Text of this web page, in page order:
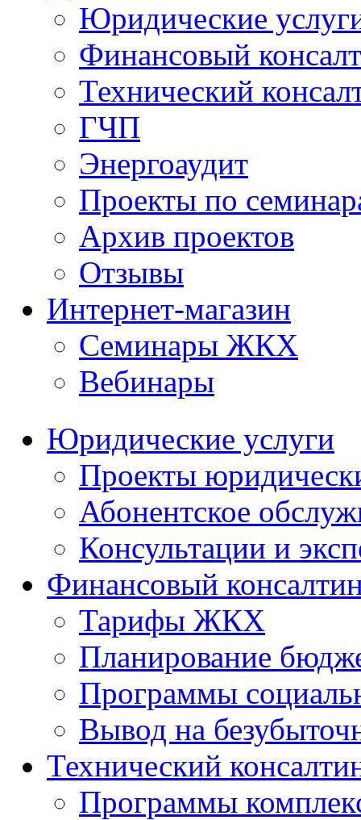
Юридические
Финансовый
Технический
ГЧП
Энергоаудит
Проекты по
Архив проектов
Отзывы
Интернет-магазин
Семинары ЖКХ
Вебинары
Юридические услуги
Проекты
Абонентское
Консультации и
Финансовый
Тарифы ЖКХ
Планирование
Программы
Вывод на
Технический
Программы